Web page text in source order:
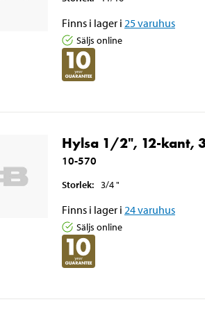
Finns i lager i 25varuhus
Säljs online
Hylsa 1/2", 12-kant,
10-570
Storlek: 3/4"
Finns i lager i 24varuhus
Säljs online